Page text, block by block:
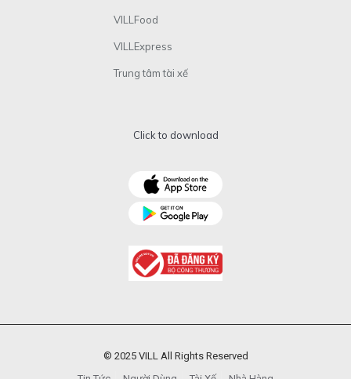
VILLFood
VILLExpress
Trung tâm tài xế
Click to download
© 2025 VILL All Rights Reserved